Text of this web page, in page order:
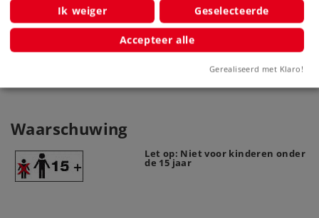
Omvormer
60130
Waarschuwing
Let op: Niet voor kinderen onder
de 15 jaar
Ik weiger Geselecteerde
Accepteer alle
Gerealiseerd met Klaro!